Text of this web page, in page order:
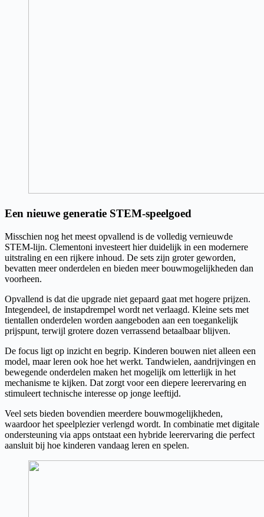
Een nieuwe generatie STEM-speelgoed
Misschien nog het meest opvallend is de volledig vernieuwde
STEM-lijn. Clementoni investeert hier duidelijk in een modernere
uitstraling en een rijkere inhoud. De sets zijn groter geworden,
bevatten meer onderdelen en bieden meer bouwmogelijkheden dan
voorheen.
Opvallend is dat die upgrade niet gepaard gaat met hogere prijzen.
Integendeel, de instapdrempel wordt net verlaagd. Kleine sets met
tientallen onderdelen worden aangeboden aan een toegankelijk
prijspunt, terwijl grotere dozen verrassend betaalbaar blijven.
De focus ligt op inzicht en begrip. Kinderen bouwen niet alleen een
model, maar leren ook hoe het werkt. Tandwielen, aandrijvingen en
bewegende onderdelen maken het mogelijk om letterlijk in het
mechanisme te kijken. Dat zorgt voor een diepere leerervaring en
stimuleert technische interesse op jonge leeftijd.
Veel sets bieden bovendien meerdere bouwmogelijkheden,
waardoor het speelplezier verlengd wordt. In combinatie met digitale
ondersteuning via apps ontstaat een hybride leerervaring die perfect
aansluit bij hoe kinderen vandaag leren en spelen.